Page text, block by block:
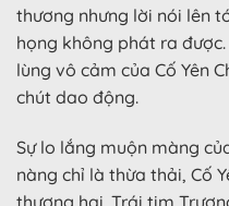
thương nhưng lời nói lên
họng không phát ra
lùng vô cảm của Cố Yên
chút dao động.
Sự lo lắng muộn màng
nàng chỉ là thừa thải, Cố
thương hại. Trái tim